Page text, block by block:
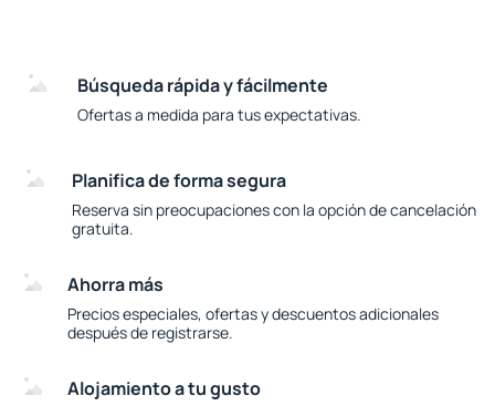
Búsqueda rápida y fácilmente
Ofertas a medida para tus expectativas.
Planifica de forma segura
Reserva sin preocupaciones con la opción de cancelación
gratuita.
Ahorra más
Precios especiales, ofertas y descuentos adicionales
después de registrarse.
Alojamiento a tu gusto